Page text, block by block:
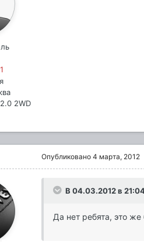
1
2WD
Опубликовано 4 марта, 2012
В 04.03.2012 в
Да нет ребята, это